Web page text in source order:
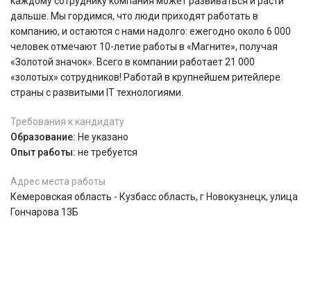
дальше. Мы гордимся, что люди приходят работать в
компанию, и остаются с нами надолго: ежегодно около 6 000
человек отмечают 10-летие работы в «Магните», получая
«Золотой значок». Всего в компании работает 21 000
«золотых» сотрудников! Работай в крупнейшем ритейлере
страны с развитыми IT технологиями.
Требования к кандидату
Образование: Не указано
Опыт работы: не требуется
Адрес места работы
Кемеровская область - Кузбасс область, г Новокузнецк, улица
Гончарова 13Б